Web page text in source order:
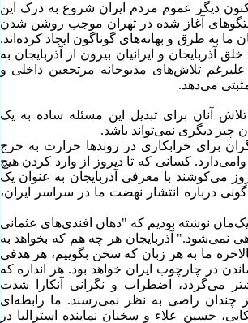
دیگر عموم مردم ایران شروع به درک این
آغاز شده در تهران موجب روشن شدن
ما به طرق و بهانه‌های گوناگون ایجاد کرده‌اند.
آذربایجان و ایرانیان بیرون از آذربایجان به
تلاش‌های مذبوحانه مرتجعین داخلی و
می‌دهد.
آنان برای تبدیل این مسئله ساده به یک
چیز دیگری نمی‌تواند باشد.
برای خرابکاری در روندها حرارت به خرج
کسانی که تا دیروز از وارد کردن هیچ
می‌کوشند با معرفی آذربایجان به عنوان یک
درباره انتشار نهضت ما در سراسر ایران،
نوشته بودیم که "دهان افندی‌های عثمانی
نمی‌شود." آذربایجان هر چه هم که بخواهد به
ما به هر زبان که سخن بگوییم، هر هدفی
در چارچوب ایران خواهد بود. هر اندازه که
می‌گردد، اضطراب و نگرانی آنکارا شدت
چندان راضی به نظر نمی‌رسند. ما رابطه‌ای
حسین علاء و سخنان نماینده استرالیا در